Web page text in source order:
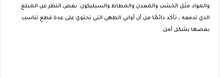
والمواد مثل الخشب والمعدن والمطاط والسيليكون. بغض النظر عن المبلغ
الذي تدفعه ، تأكد دائمًا من أن أواني الطهي التي تحتوي على عدة قطع تناسب
بعضها بشكل آمن.